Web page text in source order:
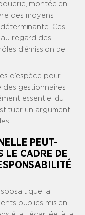
montée en
des moyens
Ces
regard des
d’émission de
d’espèce pour
gestionnaires
essentiel du
un argument
PEUT-
LE CADRE DE
que la
publics mis en